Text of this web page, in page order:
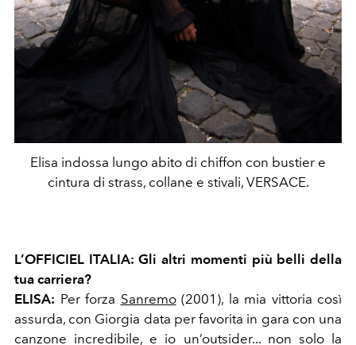
Elisa indossa lungo abito di chiffon con bustier e
cintura di strass, collane e stivali, VERSACE.
L’OFFICIEL ITALIA:Gli altri momenti più belli della
tua carriera?
ELISA: Per forza Sanremo(2001), la mia vittoria così
assurda, con Giorgia data per favorita in gara con una
canzone incredibile, e io un’outsider... non solo la